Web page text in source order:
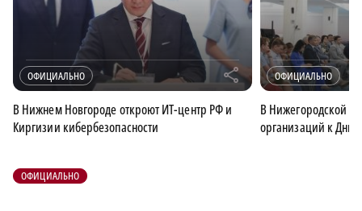
ОФИЦИАЛЬНО r
В Нижнем Новгороде откроют ИТ-центр РФ и
Киргизии кибербезопасности
ОФИЦИАЛЬНО
В Нижегородской
организаций к Дню
ОФИЦИАЛЬНО